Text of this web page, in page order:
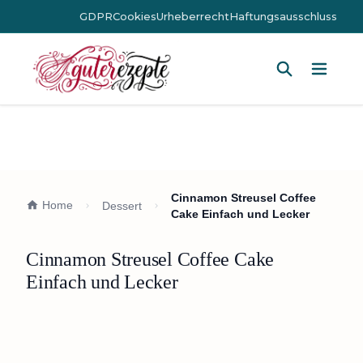
GDPRCookiesUrheberrechtHaftungsausschluss
Home Dessert
Cinnamon Streusel Coffee
Cake Einfach und Lecker
Cinnamon Streusel Coffee Cake
Einfach und Lecker